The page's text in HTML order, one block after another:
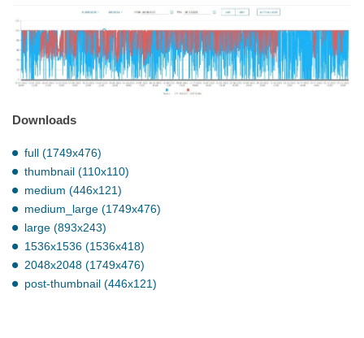
Downloads
full (1749x476)
thumbnail (110x110)
medium (446x121)
medium_large (1749x476)
large (893x243)
1536x1536 (1536x418)
2048x2048 (1749x476)
post-thumbnail (446x121)